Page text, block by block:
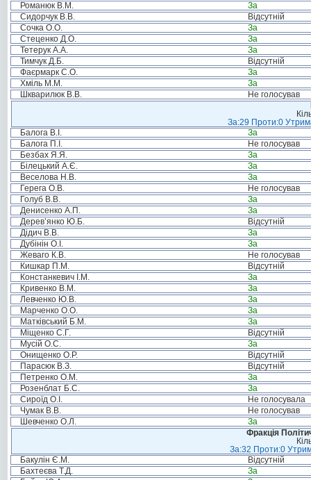
Романюк В.М.
За
Сидорчук В.В.
Відсутній
Сочка О.О.
За
Стеценко Д.О.
За
Тетерук А.А.
За
Тимчук Д.Б.
Відсутній
Фаєрмарк С.О.
За
Хміль М.М.
За
Шкварилюк В.В.
Не голосував
За:29 Проти:0
Балога В.І.
За
Балога П.І.
Не голосував
Безбах Я.Я.
За
Білецький А.Є.
За
Веселова Н.В.
За
Герега О.В.
Не голосував
Голуб В.В.
За
Денисенко А.П.
За
Дерев’янко Ю.Б.
Відсутній
Дідич В.В.
За
Дубінін О.І.
За
Жеваго К.В.
Не голосував
Кишкар П.М.
Відсутній
Констанкевич І.М.
За
Кривенко В.М.
За
Левченко Ю.В.
За
Марченко О.О.
За
Матківський Б.М.
За
Міщенко С.Г.
Відсутній
Мусій О.С.
За
Онищенко О.Р.
Відсутній
Парасюк В.З.
Відсутній
Петренко О.М.
За
Розенблат Б.С.
За
Сироїд О.І.
Не голосувала
Чумак В.В.
Не голосував
Шевченко О.Л.
За
Фракція
За:32 Проти:0
Бакулін Є.М.
Відсутній
Бахтеєва Т.Д.
За